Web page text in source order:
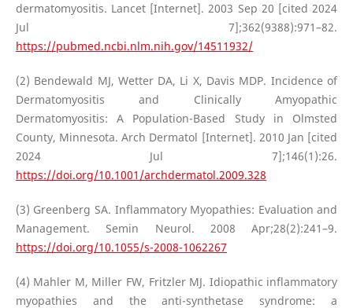
dermatomyositis. Lancet [Internet]. 2003 Sep 20 [cited 2024
Jul 7];362(9388):971–82.
https://pubmed.ncbi.nlm.nih.gov/14511932/
(2) Bendewald MJ, Wetter DA, Li X, Davis MDP. Incidence of
Dermatomyositis and Clinically Amyopathic
Dermatomyositis: A Population-Based Study in Olmsted
County, Minnesota. Arch Dermatol [Internet]. 2010 Jan [cited
2024 Jul 7];146(1):26.
https://doi.org/10.1001/archdermatol.2009.328
(3) Greenberg SA. Inflammatory Myopathies: Evaluation and
Management. Semin Neurol. 2008 Apr;28(2):241–9.
https://doi.org/10.1055/s-2008-1062267
(4) Mahler M, Miller FW, Fritzler MJ. Idiopathic inflammatory
myopathies and the anti-synthetase syndrome: a